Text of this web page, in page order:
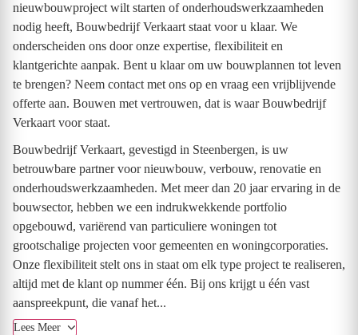
nieuwbouwproject wilt starten of onderhoudswerkzaamheden
nodig heeft, Bouwbedrijf Verkaart staat voor u klaar. We
onderscheiden ons door onze expertise, flexibiliteit en
klantgerichte aanpak. Bent u klaar om uw bouwplannen tot leven
te brengen? Neem contact met ons op en vraag een vrijblijvende
offerte aan. Bouwen met vertrouwen, dat is waar Bouwbedrijf
Verkaart voor staat.
Bouwbedrijf Verkaart, gevestigd in Steenbergen, is uw
betrouwbare partner voor nieuwbouw, verbouw, renovatie en
onderhoudswerkzaamheden. Met meer dan 20 jaar ervaring in de
bouwsector, hebben we een indrukwekkende portfolio
opgebouwd, variërend van particuliere woningen tot
grootschalige projecten voor gemeenten en woningcorporaties.
Onze flexibiliteit stelt ons in staat om elk type project te realiseren,
altijd met de klant op nummer één. Bij ons krijgt u één vast
aanspreekpunt, die vanaf het...
Lees Meer